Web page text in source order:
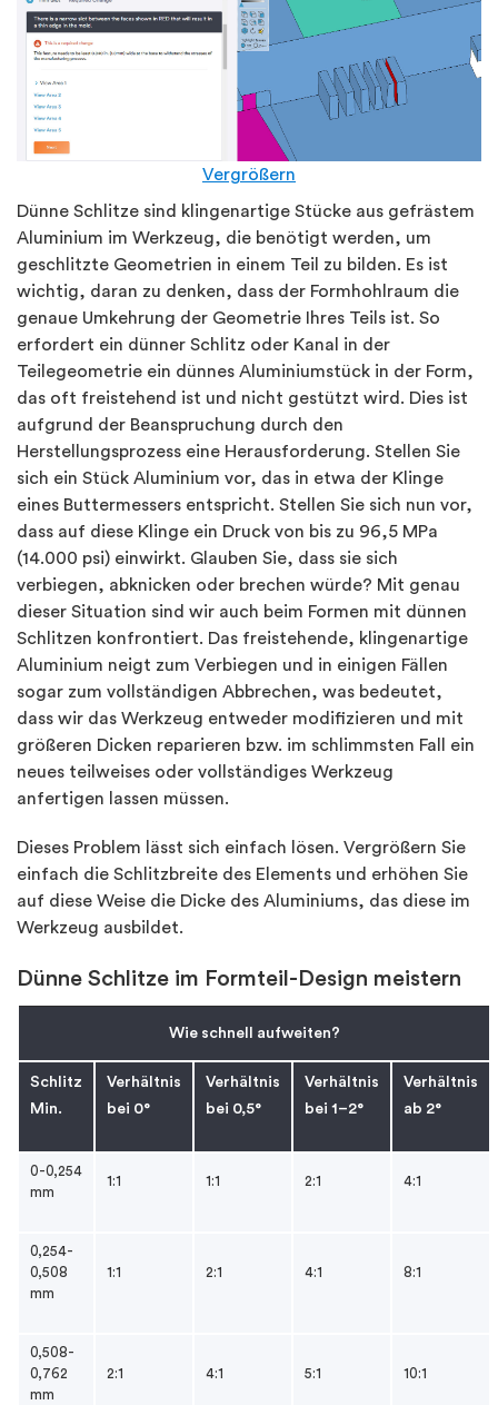
Vergrößern
Dünne Schlitze sind klingenartige Stücke aus gefrästem
Aluminium im Werkzeug, die benötigt werden, um
geschlitzte Geometrien in einem Teil zu bilden. Es ist
wichtig, daran zu denken, dass der Formhohlraum die
genaue Umkehrung der Geometrie Ihres Teils ist. So
erfordert ein dünner Schlitz oder Kanal in der
Teilegeometrie ein dünnes Aluminiumstück in der Form,
das oft freistehend ist und nicht gestützt wird. Dies ist
aufgrund der Beanspruchung durch den
Herstellungsprozess eine Herausforderung. Stellen Sie
sich ein Stück Aluminium vor, das in etwa der Klinge
eines Buttermessers entspricht. Stellen Sie sich nun vor,
dass auf diese Klinge ein Druck von bis zu 96,5 MPa
(14.000 psi) einwirkt. Glauben Sie, dass sie sich
verbiegen, abknicken oder brechen würde? Mit genau
dieser Situation sind wir auch beim Formen mit dünnen
Schlitzen konfrontiert. Das freistehende, klingenartige
Aluminium neigt zum Verbiegen und in einigen Fällen
sogar zum vollständigen Abbrechen, was bedeutet,
dass wir das Werkzeug entweder modifizieren und mit
größeren Dicken reparieren bzw. im schlimmsten Fall ein
neues teilweises oder vollständiges Werkzeug
anfertigen lassen müssen.
Dieses Problem lässt sich einfach lösen. Vergrößern Sie
einfach die Schlitzbreite des Elements und erhöhen Sie
auf diese Weise die Dicke des Aluminiums, das diese im
Werkzeug ausbildet.
Dünne Schlitze im Formteil-Design meistern
Wie schnell aufweiten?
Schlitz
Min.
Verhältnis
bei 0°
Verhältnis
bei 0,5°
Verhältnis
bei 1–2°
Verhältnis
ab 2°
0-0,254
mm
1:1 1:1 2:1 4:1
0,254-
0,508
mm
1:1 2:1 4:1 8:1
0,508-
0,762
mm
2:1 4:1 5:1 10:1